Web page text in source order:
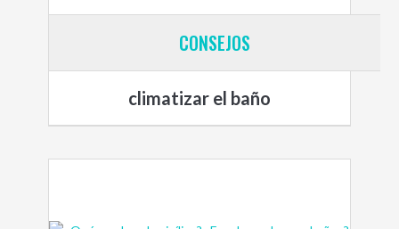
CONSEJOS
climatizar el baño